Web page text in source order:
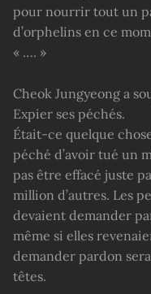
pour nourrir tout un
d’orphelins en ce
« …. »
Cheok Jungyeong a
Expier ses péchés.
Était-ce quelque
péché d’avoir tué un
pas être effacé juste
million d’autres. Les
devaient demander
même si elles
demander pardon
têtes.